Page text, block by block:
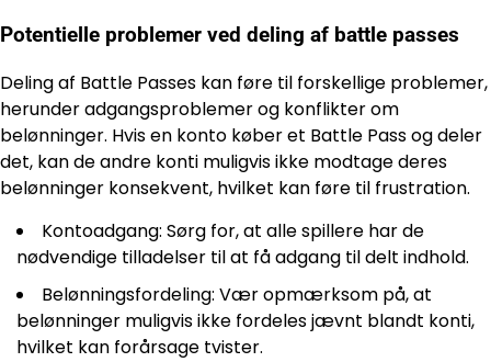
Potentielle problemer ved deling af battle passes
Deling af Battle Passes kan føre til forskellige problemer,
herunder adgangsproblemer og konflikter om
belønninger. Hvis en konto køber et Battle Pass og deler
det, kan de andre konti muligvis ikke modtage deres
belønninger konsekvent, hvilket kan føre til frustration.
Kontoadgang: Sørg for, at alle spillere har de
nødvendige tilladelser til at få adgang til delt indhold.
Belønningsfordeling: Vær opmærksom på, at
belønninger muligvis ikke fordeles jævnt blandt konti,
hvilket kan forårsage tvister.